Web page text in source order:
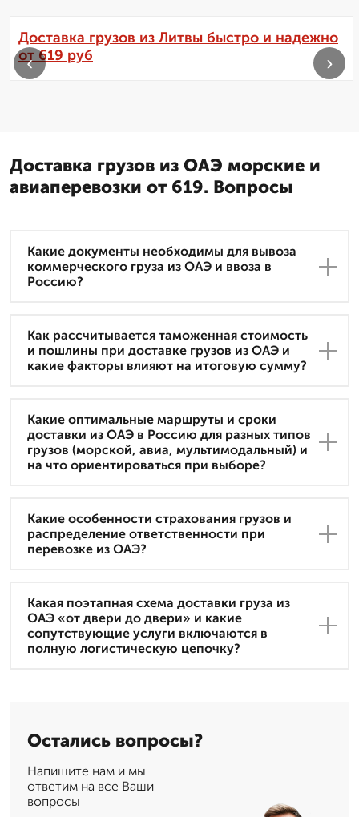
Доставка грузов из Литвы быстро и надежно
от 619 руб
‹ ›
Доставка грузов из ОАЭ морские и
авиаперевозки от 619. Вопросы
Какие документы необходимы для вывоза
коммерческого груза из ОАЭ и ввоза в
Россию?
Как рассчитывается таможенная стоимость
и пошлины при доставке грузов из ОАЭ и
какие факторы влияют на итоговую сумму?
Какие оптимальные маршруты и сроки
доставки из ОАЭ в Россию для разных типов
грузов (морской, авиа, мультимодальный) и
на что ориентироваться при выборе?
Какие особенности страхования грузов и
распределение ответственности при
перевозке из ОАЭ?
Какая поэтапная схема доставки груза из
ОАЭ «от двери до двери» и какие
сопутствующие услуги включаются в
полную логистическую цепочку?
Остались вопросы?
Напишите нам и мы
ответим на все Ваши
вопросы